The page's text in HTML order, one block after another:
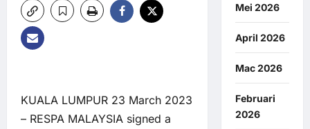
KUALA LUMPUR 23 March 2023
– RESPA MALAYSIA signed a
Mei 2026
April 2026
Mac 2026
Februari
2026